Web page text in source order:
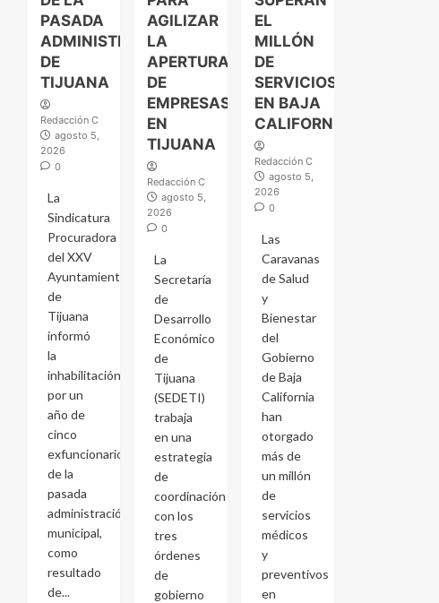
PASADA
ADMINISTRACIÓN
DE
TIJUANA
Redacción C
agosto 5,
2026
0
La
Sindicatura
Procuradora
del XXV
Ayuntamiento
de
Tijuana
informó
la
inhabilitación
por un
año de
cinco
exfuncionarios
de la
pasada
administración
municipal,
como
resultado
de...
AGILIZAR
LA
APERTURA
DE
EMPRESAS
EN
TIJUANA
Redacción C
agosto 5,
2026
0
La
Secretaría
de
Desarrollo
Económico
de
Tijuana
(SEDETI)
trabaja
en una
estrategia
de
coordinación
con los
tres
órdenes
de
gobierno
EL
MILLÓN
DE
SERVICIOS
EN BAJA
CALIFORNIA
Redacción C
agosto 5,
2026
0
Las
Caravanas
de Salud
y
Bienestar
del
Gobierno
de Baja
California
han
otorgado
más de
un millón
de
servicios
médicos
y
preventivos
en